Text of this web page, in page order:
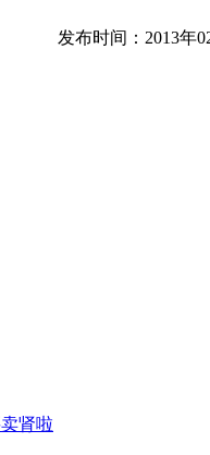
发布时间：2013年
肾啦